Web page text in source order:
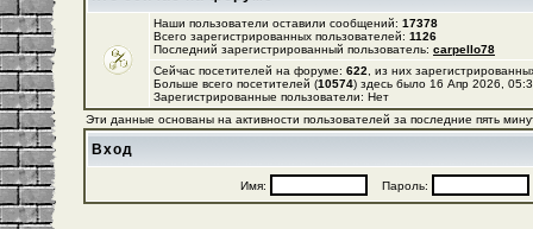
Наши пользователи оставили сообщений: 17378
Всего зарегистрированных пользователей: 1126
Последний зарегистрированный пользователь: carpello78
Сейчас посетителей на форуме: 622 , из них
Больше всего посетителей (10574) здесь было 16 Апр 2026,
Зарегистрированные пользователи: Нет
Эти данные основаны на активности пользователей за последние пять
Вход
Имя: Пароль: